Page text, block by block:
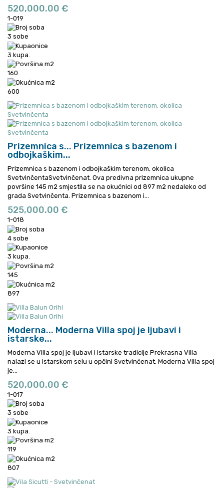
520,000.00 €
1-019
3 sobe
3 kupa.
160
600
Prizemnica s... Prizemnica s bazenom i
odbojkaškim...
Prizemnica s bazenom i odbojkaškim terenom, okolica
SvetvinčentaSvetvinčenat. Ova predivna prizemnica ukupne
površine 145 m2 smjestila se na okućnici od 897 m2 nedaleko od
grada Svetvinčenta. Prizemnica s bazenom i...
525,000.00 €
1-018
4 sobe
3 kupa.
145
897
Moderna... Moderna Villa spoj je ljubavi i
istarske...
Moderna Villa spoj je ljubavi i istarske tradicije Prekrasna Villa
nalazi se u istarskom selu u opčini Svetvinćenat. Moderna Villa spoj
je...
520,000.00 €
1-017
3 sobe
3 kupa.
119
807